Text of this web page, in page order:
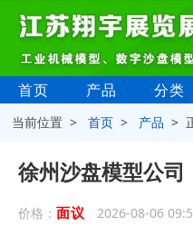
首页 产品 分类
当前位置 >首页 > 产品 >
徐州沙盘模型公
价格： 面议 2026-08-06